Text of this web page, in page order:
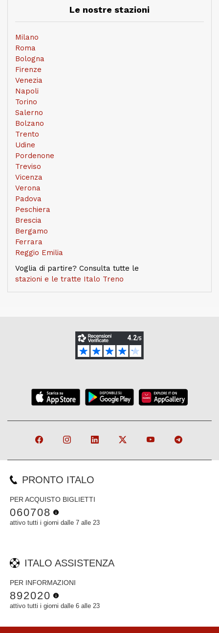
Le nostre stazioni
Milano
Roma
Bologna
Firenze
Venezia
Napoli
Torino
Salerno
Bolzano
Trento
Udine
Pordenone
Treviso
Vicenza
Verona
Padova
Peschiera
Brescia
Bergamo
Ferrara
Reggio Emilia
Voglia di partire? Consulta tutte le
stazioni e le tratte Italo Treno
PRONTO ITALO
PER ACQUISTO BIGLIETTI
060708
attivo tutti i giorni dalle 7 alle 23
ITALO ASSISTENZA
PER INFORMAZIONI
892020
attivo tutti i giorni dalle 6 alle 23